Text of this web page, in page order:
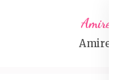
content
Amireta
Amireta